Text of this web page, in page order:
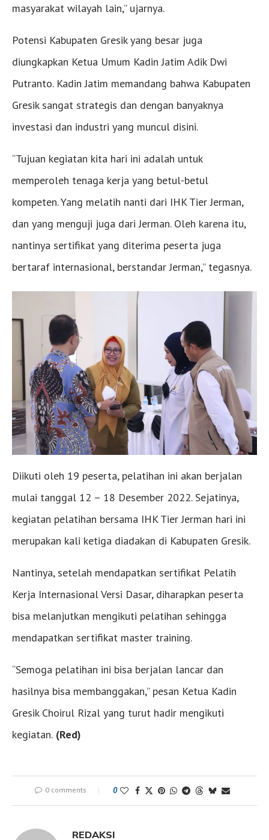
masyarakat wilayah lain,” ujarnya.
Potensi Kabupaten Gresik yang besar juga
diungkapkan Ketua Umum Kadin Jatim Adik Dwi
Putranto. Kadin Jatim memandang bahwa Kabupaten
Gresik sangat strategis dan dengan banyaknya
investasi dan industri yang muncul disini.
“Tujuan kegiatan kita hari ini adalah untuk
memperoleh tenaga kerja yang betul-betul
kompeten. Yang melatih nanti dari IHK Tier Jerman,
dan yang menguji juga dari Jerman. Oleh karena itu,
nantinya sertifikat yang diterima peserta juga
bertaraf internasional, berstandar Jerman,” tegasnya.
Diikuti oleh 19 peserta, pelatihan ini akan berjalan
mulai tanggal 12 – 18 Desember 2022. Sejatinya,
kegiatan pelatihan bersama IHK Tier Jerman hari ini
merupakan kali ketiga diadakan di Kabupaten Gresik.
Nantinya, setelah mendapatkan sertifikat Pelatih
Kerja Internasional Versi Dasar, diharapkan peserta
bisa melanjutkan mengikuti pelatihan sehingga
mendapatkan sertifikat master training.
“Semoga pelatihan ini bisa berjalan lancar dan
hasilnya bisa membanggakan,” pesan Ketua Kadin
Gresik Choirul Rizal yang turut hadir mengikuti
kegiatan. (Red)
0 comments 0
REDAKSI